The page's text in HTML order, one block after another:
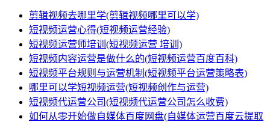
剪辑视频去哪里学(剪辑视频哪里可以学)
短视频运营心得(短视频运营经验)
短视频运营师培训(短视频运营 培训)
短视频内容运营是做什么的(短视频运营百度百科)
短视频平台规则与运营机制(短视频平台运营策略表)
哪里可以学短视频运营(短视频创作与运营)
短视频代运营公司(短视频代运营公司怎么收费)
如何从零开始做自媒体百度网盘(自媒体运营百度云提取